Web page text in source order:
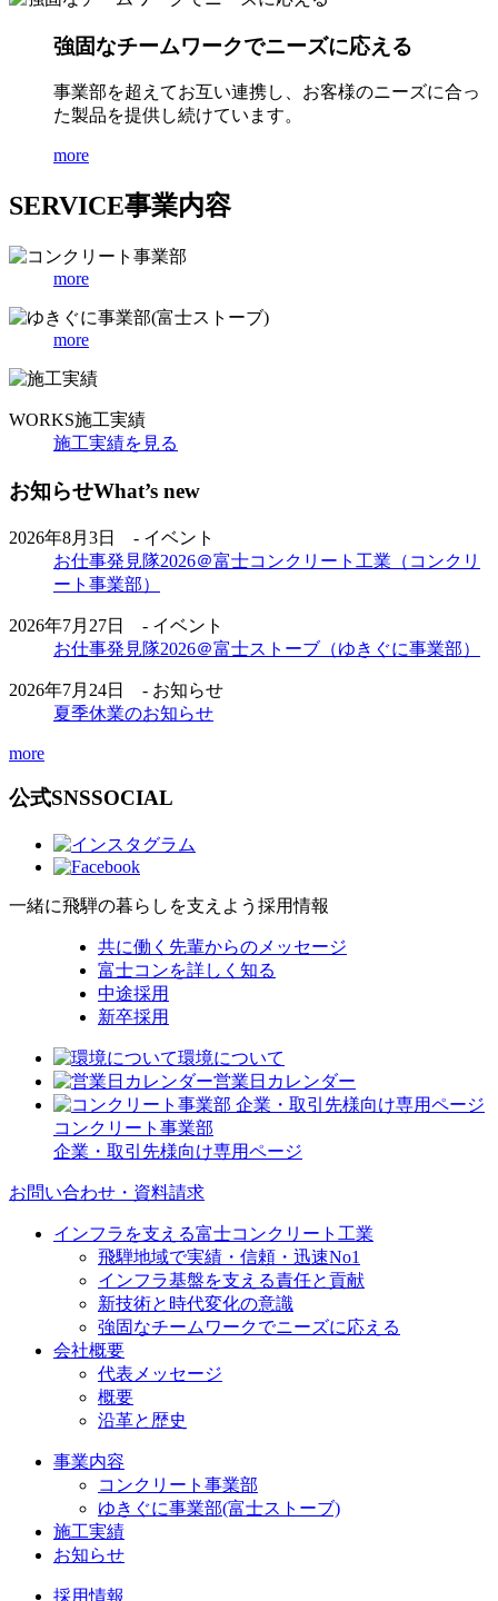
強固なチームワークでニーズに応える
事業部を超えてお互い連携し、お客様のニーズに合っ
た製品を提供し続けています。
more
SERVICE事業内容
more
more
WORKS施工実績
施工実績を見る
お知らせWhat’s new
2026年8月3日 - イベント
お仕事発見隊2026＠富士コンクリート工業（コンクリ
ート事業部）
2026年7月27日 - イベント
お仕事発見隊2026＠富士ストーブ（ゆきぐに事業部）
2026年7月24日 - お知らせ
夏季休業のお知らせ
more
公式SNSSOCIAL
一緒に飛騨の暮らしを支えよう 採用情報
共に働く先輩からのメッセージ
富士コンを詳しく知る
中途採用
新卒採用
環境について
営業日カレンダー
コンクリート事業部
企業・取引先様向け専用ページ
お問い合わせ・資料請求
インフラを支える富士コンクリート工業
飛騨地域で実績・信頼・迅速No1
インフラ基盤を支える責任と貢献
新技術と時代変化の意識
強固なチームワークでニーズに応える
会社概要
代表メッセージ
概要
沿革と歴史
事業内容
コンクリート事業部
ゆきぐに事業部(富士ストーブ)
施工実績
お知らせ
採用情報